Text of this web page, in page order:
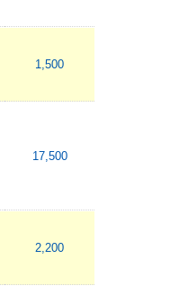
1,500
17,500
2,200